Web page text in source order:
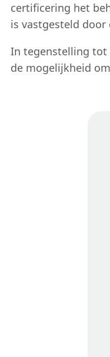
certificering het
is vastgesteld
In tegenstelling tot
de mogelijkheid